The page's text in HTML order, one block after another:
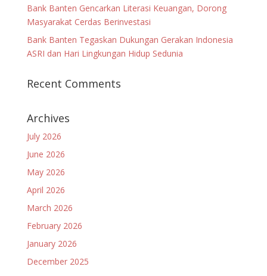
Bank Banten Gencarkan Literasi Keuangan, Dorong
Masyarakat Cerdas Berinvestasi
Bank Banten Tegaskan Dukungan Gerakan Indonesia
ASRI dan Hari Lingkungan Hidup Sedunia
Recent Comments
Archives
July 2026
June 2026
May 2026
April 2026
March 2026
February 2026
January 2026
December 2025